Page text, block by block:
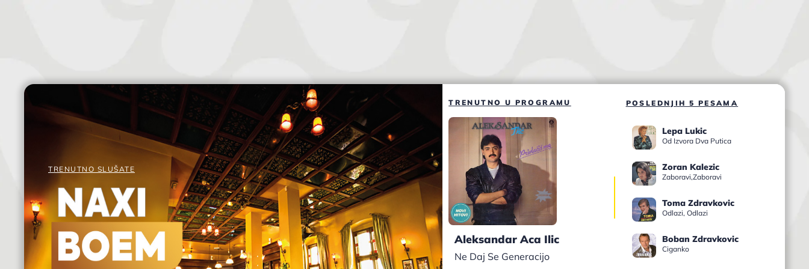
TRENUTNO SLUŠATE
TRENUTNO U PROGRAMU
Aleksandar Aca Ilic
Ne Daj Se Generacijo
POSLEDNJIH 5 PESAMA
Lepa Lukic
Od Izvora Dva Putica
Zoran Kalezic
Zaboravi,Zaboravi
Toma Zdravkovic
Odlazi, Odlazi
Boban Zdravkovic
Ciganko